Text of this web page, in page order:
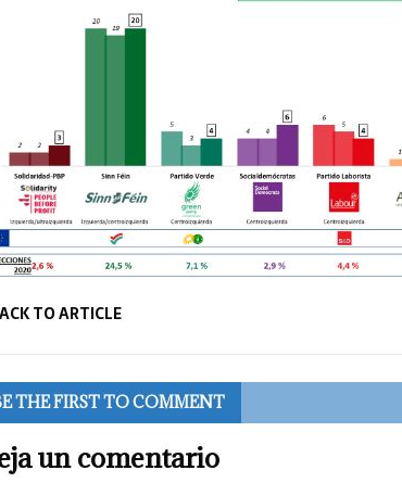
TO ARTICLE
THE FIRST TO COMMENT
un comentario